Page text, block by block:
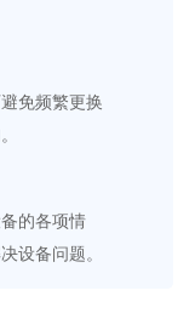
免频繁更换
的各项情
设备问题。